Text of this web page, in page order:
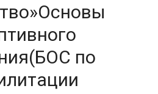
по